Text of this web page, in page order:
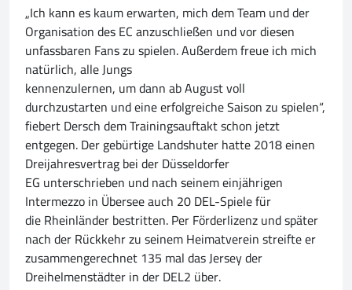
„Ich kann es kaum erwarten, mich dem Team und der
Organisation des EC anzuschließen und vor diesen
unfassbaren Fans zu spielen. Außerdem freue ich mich
natürlich, alle Jungs
kennenzulernen, um dann ab August voll
durchzustarten und eine erfolgreiche Saison zu spielen“,
fiebert Dersch dem Trainingsauftakt schon jetzt
entgegen. Der gebürtige Landshuter hatte 2018 einen
Dreijahresvertrag bei der Düsseldorfer
EG unterschrieben und nach seinem einjährigen
Intermezzo in Übersee auch 20 DEL-Spiele für
die Rheinländer bestritten. Per Förderlizenz und später
nach der Rückkehr zu seinem Heimatverein streifte er
zusammengerechnet 135 mal das Jersey der
Dreihelmenstädter in der DEL2 über.